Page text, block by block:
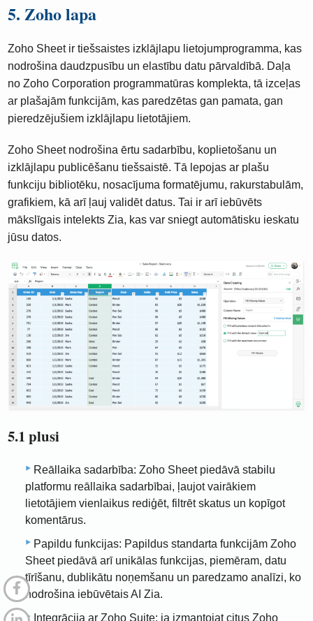
5. Zoho lapa
Zoho Sheet ir tiešsaistes izklājlapu lietojumprogramma, kas
nodrošina daudzpusību un elastību datu pārvaldībā. Daļa
no Zoho Corporation programmatūras komplekta, tā izceļas
ar plašajām funkcijām, kas paredzētas gan pamata, gan
pieredzējušiem izklājlapu lietotājiem.
Zoho Sheet nodrošina ērtu sadarbību, koplietošanu un
izklājlapu publicēšanu tiešsaistē. Tā lepojas ar plašu
funkciju bibliotēku, nosacījuma formatējumu, rakurstabulām,
grafikiem, kā arī ļauj validēt datus. Tai ir arī iebūvēts
mākslīgais intelekts Zia, kas var sniegt automātisku ieskatu
jūsu datos.
5.1 plusi
Reāllaika sadarbība: Zoho Sheet piedāvā stabilu
platformu reāllaika sadarbībai, ļaujot vairākiem
lietotājiem vienlaikus rediģēt, filtrēt skatus un kopīgot
komentārus.
Papildu funkcijas: Papildus standarta funkcijām Zoho
Sheet piedāvā arī unikālas funkcijas, piemēram, datu
tīrīšanu, dublikātu noņemšanu un paredzamo analīzi, ko
nodrošina iebūvētais AI Zia.
Integrācija ar Zoho Suite: ja izmantojat citus Zoho